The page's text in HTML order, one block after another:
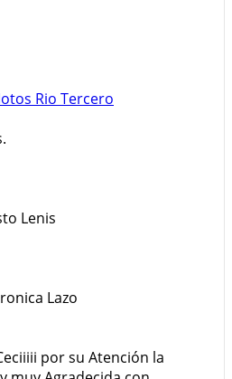
Rio Tercero
por su Atención la